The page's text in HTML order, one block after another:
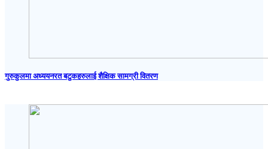
गुरुकुलमा अध्ययनरत बटुकहरुलाई शैक्षिक सामग्री वितरण